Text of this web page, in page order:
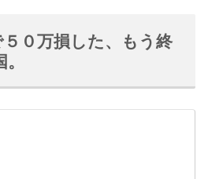
５０万損した、もう終